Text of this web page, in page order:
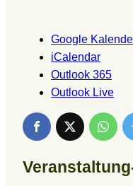
Google
iCalendar
Outlook 365
Outlook Live